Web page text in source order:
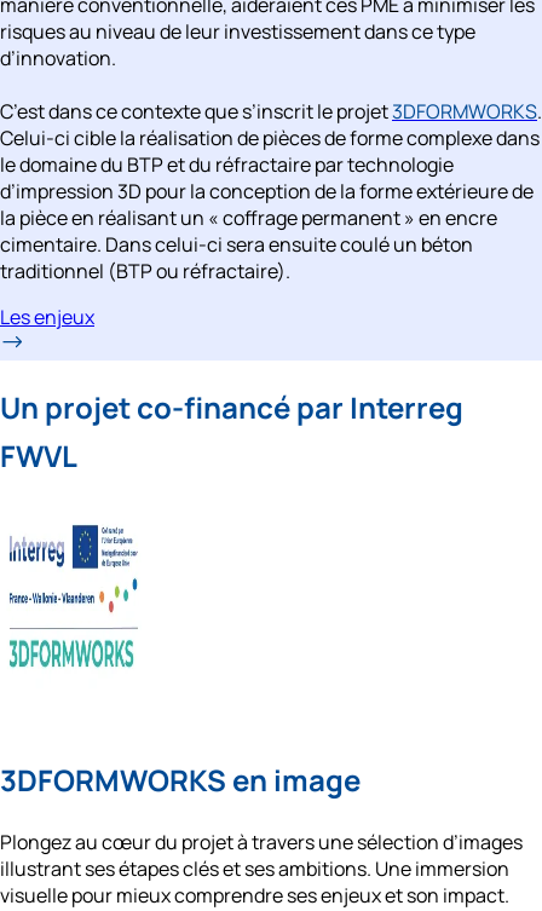
risques au niveau de leur investissement dans ce type
d’innovation.
C’est dans ce contexte que s’inscrit le projet 3DFORMWORKS.
Celui-ci cible la réalisation de pièces de forme complexe dans
le domaine du BTP et du réfractaire par technologie
d’impression 3D pour la conception de la forme extérieure de
la pièce en réalisant un « coffrage permanent » en encre
cimentaire. Dans celui-ci sera ensuite coulé un béton
traditionnel (BTP ou réfractaire).
Les enjeux
Un projet co-financé par Interreg
FWVL
3DFORMWORKS en image
Plongez au cœur du projet à travers une sélection d’images
illustrant ses étapes clés et ses ambitions. Une immersion
visuelle pour mieux comprendre ses enjeux et son impact.